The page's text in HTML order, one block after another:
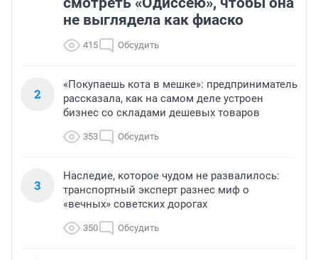
не выглядела как фиаско
415 Обсудить
2
«Покупаешь кота в мешке»: предприниматель
рассказала, как на самом деле устроен
бизнес со складами дешевых товаров
353 Обсудить
3
Наследие, которое чудом не развалилось:
транспортный эксперт разнес миф о
«вечных» советских дорогах
350 Обсудить